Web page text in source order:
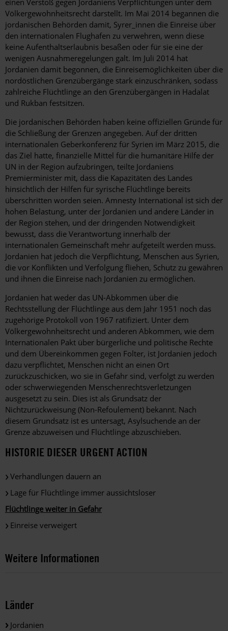
einen Verstoß gegen Jordaniens Verpflichtungen unter dem
Völkergewohnheitsrecht darstellt. Im Mai 2014 begannen die
jordanischen Behörden damit, Syrer_innen die Einreise über
den internationalen Flughafen zu verwehren, wenn diese
keine Aufenthaltserlaubnis besaßen oder für sie eine der
wenigen Ausnahmeregelungen galt. Im Juli 2014 hat
Jordanien damit begonnen, die Einreisemöglichkeiten über die
nordöstlichen Grenzübergänge stark einzuschränken, sodass
zahlreiche Flüchtlinge an den Grenzübergängen in Hadalat
und Rukban festsitzen.
Die jordanischen Behörden haben keine offiziellen Gründe für
die Schließung der Grenzen angegeben. Auf der dritten
internationalen Geberkonferenz für Syrien im März 2015, die
das Ziel hatte, finanzielle Mittel für die humanitäre Hilfe der
UN in der Region aufzubringen, teilte Jordaniens
Premierminister mit, dass die Kapazitäten des Landes
hinsichtlich der Hilfen für syrische Flüchtlinge bereits
überschritten worden seien. Amnesty International ist sich der
hohen Belastung, unter der Jordanien und andere Länder in
der Region stehen, und der dringenden Notwendigkeit
bewusst, dass die Verantwortung innerhalb der
internationalen Gemeinschaft mehr aufgeteilt werden muss.
Jordanien hat jedoch die Verpflichtung, Menschen aus Syrien,
die vor Konflikten und Verfolgung fliehen, Schutz zu gewähren
und ihnen die Einreise nach Jordanien zu ermöglichen.
Jordanien hat weder das UN-Abkommen über die
Rechtsstellung der Flüchtlinge aus dem Jahr 1951 noch das
zugehörige Protokoll von 1967 ratifiziert. Unter dem
Völkergewohnheitsrecht und anderen Abkommen, wie dem
Internationalen Pakt über bürgerliche und politische Rechte
und dem Übereinkommen gegen Folter, ist Jordanien jedoch
dazu verpflichtet, Menschen nicht an einen Ort
zurückzuschicken, wo sie in Gefahr sind, verfolgt zu werden
oder schwerwiegenden Menschenrechtsverletzungen
ausgesetzt zu sein. Dies ist als Grundsatz der
Nichtzurückweisung (Non-Refoulement) bekannt. Nach
diesem Grundsatz ist es untersagt, Asylsuchende an der
Grenze abzuweisen und Flüchtlinge abzuschieben.
HISTORIE DIESER URGENT ACTION
Verhandlungen dauern an
Lage für Flüchtlinge immer aussichtsloser
Flüchtlinge weiter in Gefahr
Einreise verweigert
Weitere Informationen
Länder
Jordanien